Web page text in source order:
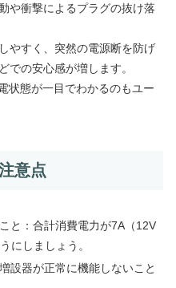
や衝撃によるプラグの抜け落
やすく、突然の電源断を防げ
での安心感が増します。
状態が一目でわかるのもユー
意点
と：合計消費電力が7A（12V
にしましょう。
設器が正常に機能しないこと